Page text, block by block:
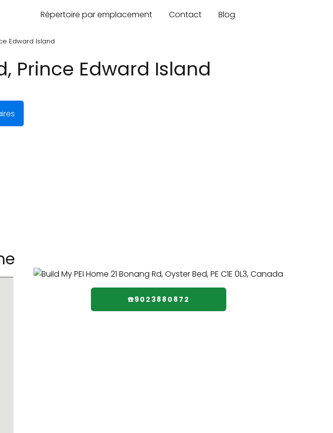
Répertoire par emplacement Contact Blog
Edward Island
Prince Edward Island
☎️9023880872